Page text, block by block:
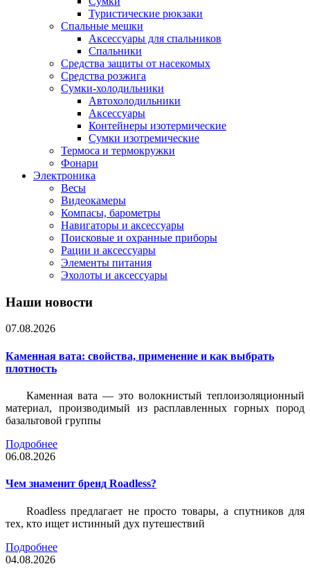
Туристические рюкзаки
Спальные мешки
Аксессуары для спальников
Спальники
Средства защиты от насекомых
Средства розжига
Сумки-холодильники
Автохолодильники
Аксессуары
Контейнеры изотермические
Сумки изотремические
Термоса и термокружки
Фонари
Электроника
Весы
Видеокамеры
Компасы, барометры
Навигаторы и аксессуары
Поисковые и охранные приборы
Рации и аксессуары
Элементы питания
Эхолоты и аксессуары
Наши новости
07.08.2026
Каменная вата: свойства, применение и как выбрать
плотность
Каменная вата — это волокнистый теплоизоляционный
материал, производимый из расплавленных горных пород
базальтовой группы
Подробнее
06.08.2026
Чем знаменит бренд Roadless?
Roadless предлагает не просто товары, а спутников для
тех, кто ищет истинный дух путешествий
Подробнее
04.08.2026